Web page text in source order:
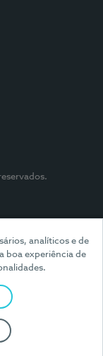
analíticos e de
boa experiência de